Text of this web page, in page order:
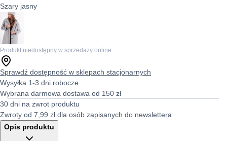
Szary jasny
Produkt niedostępny w sprzedaży online
Sprawdź dostępność w sklepach stacjonarnych
Wysyłka 1-3 dni robocze
Wybrana darmowa dostawa od 150 zł
30 dni na zwrot produktu
Zwroty od 7,99 zł dla osób zapisanych do newslettera
Opis produktu